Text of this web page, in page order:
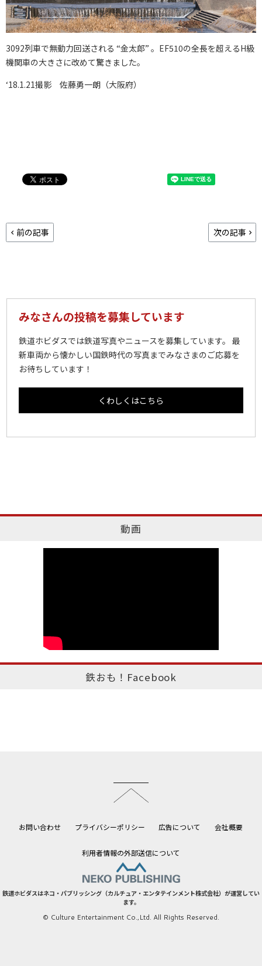
3092列車で無動力回送される “金太郎” 。EF510の全長を超えるH級
機関車の大きさに改めて驚きました。
‘18.1.21撮影 佐藤勇一朗（大阪府）
前の記事 次の記事
みなさんの投稿を募集しています
鉄道ホビダスでは鉄道写真やニュースを募集しています。 最
新車両から懐かしい国鉄時代の写真までみなさまのご応募を
お待ちしています！
くわしくはこちら
動画
鉄おも！Facebook
お問い合わせ プライバシーポリシー 広告について 会社概要
利用者情報の外部送信について
鉄道ホビダスはネコ・パブリッシング（カルチュア・エンタテインメント株式会社）が運営してい
ます。
© Culture Entertainment Co.,Ltd. All Rights Reserved.